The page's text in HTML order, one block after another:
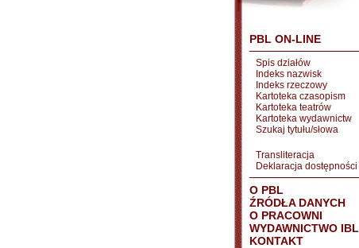
PBL ON-LINE
Spis działów
Indeks nazwisk
Indeks rzeczowy
Kartoteka czasopism
Kartoteka teatrów
Kartoteka wydawnictw
Szukaj tytułu/słowa
Transliteracja
Deklaracja dostępności
O PBL
ŹRÓDŁA DANYCH
O PRACOWNI
WYDAWNICTWO IBL
KONTAKT